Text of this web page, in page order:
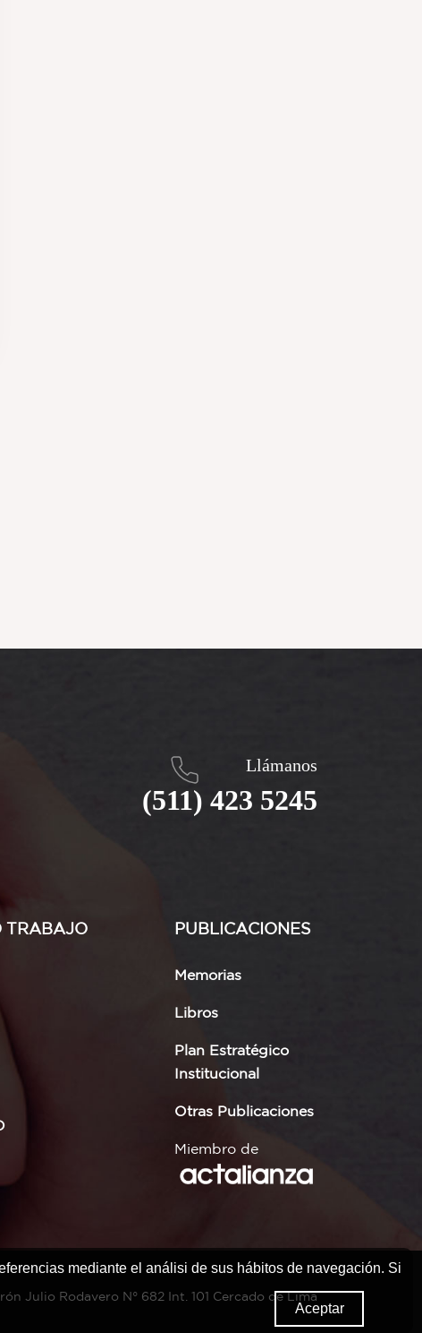
Llámanos
(511) 423 5245
TRABAJO PUBLICACIONES
Memorias
Libros
Plan Estratégico
Institucional
Otras Publicaciones
Miembro de
Julio Rodavero N° 682 Int. 101 Cercado de Lima
mediante el análisi de sus hábitos de navegación. Si
Aceptar